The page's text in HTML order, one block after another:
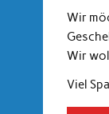
Wir
Wir
Viel